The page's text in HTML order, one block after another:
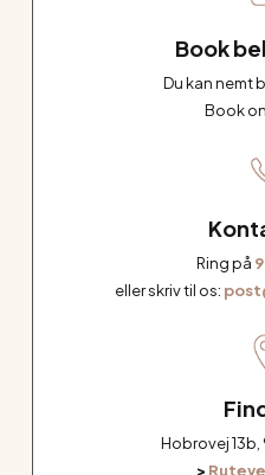
Book
Du kan nemt
Book
Ring på
eller skriv til os:
Hobrovej
>